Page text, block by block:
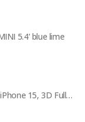
5.4' blue lime
Tempered Glass DeTech, for iPhone 15, 3D Full Glue, 0.3mm, Black - 52719